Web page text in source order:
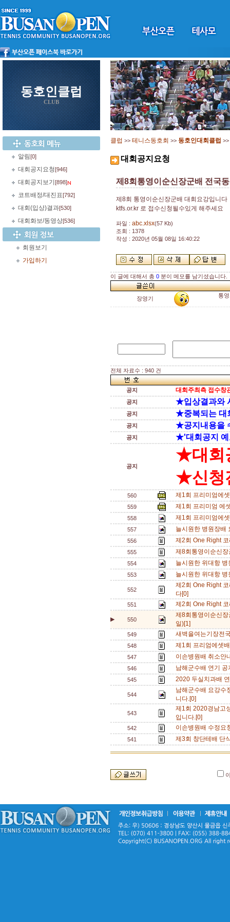
동호인클럽
CLUB
알림[0]
대회공지요청[946]
대회공지보기 [898]
코트배정/대진표[792]
대회(입상)결과[530]
대회화보/동영상[536]
회원보기
가입하기
클럽 >> 테니스동호회 >> 동호인대회클럽 >>
대회공지요청
제8회통영이순신장군배 전국
제8회 통영이순신장군배 대회요강입니다
ktfs.or.kr 로 접수신청될수있게 해주세요
파일 : abc.xlsx(57 Kb)
조회 : 1378
작성 : 2020년 05월 08일 16:40:22
이 글에 대해서 총 0 분이 메모를 남기셨습니다.
장영기 통
전체 자료수 : 940 건
공지 대회주최측 접수창
공지 ★입상결과와
공지 ★중복되는 대
공지 ★공지내용을
공지 ★'대회공지 예
공지
★대회
★신청
560 제1회 프리미엄에
559 제1회 프리미엄 에
558 제1회 프리미엄에
557 늘시원한 병원장배
556 제2회 One Right
555 제8회통영이순신
554 늘시원한 위대항
553 늘시원한 위대항
552
제2회 One Right
다[0]
551 제2회 One Right
▶ 550
제8회통영이순신
일)[1]
549 새벽을여는기장전
548 제1회 프리엄에셋
547 이손병원배 취소
546 남해군수배 연기
545 2020 두실치과배
544
남해군수배 요강수
니다.[0]
543
제1회 2020경남고
입니다.[0]
542 이손병원배 수정
541 제3회 창단테배 단